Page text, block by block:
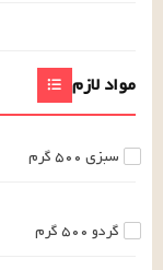
مواد لازم
سبزی ۵۰۰گرم
گردو ۵۰۰گرم